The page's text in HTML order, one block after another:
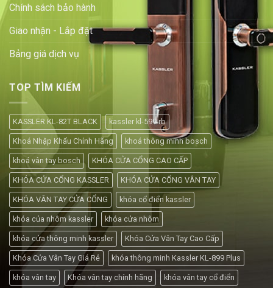
Chính sách bảo hành
Giao nhận - Lắp đặt
Bảng giá dịch vụ
TOP TÌM KIẾM
KASSLER KL-82T BLACK kassler kl-599 rb
Khoá Nhập Khẩu Chính Hãng khoá thông minh bosch
khoá vân tay bosch KHÓA CỬA CỔNG CAO CẤP
KHÓA CỬA CỔNG KASSLER KHÓA CỬA CỔNG VÂN TAY
KHÓA VÂN TAY CỬA CỔNG khóa cổ điển kassler
khóa của nhôm kassler khóa cửa nhôm
khóa cửa thông minh kassler Khóa Cửa Vân Tay Cao Cấp
Khóa Cửa Vân Tay Giá Rẻ khóa thông minh Kassler KL-899 Plus
khóa vân tay Khóa vân tay chính hãng khóa vân tay cổ điển